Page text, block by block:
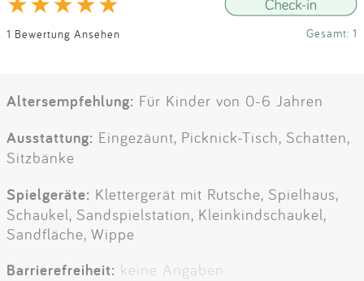
1 Bewertung Ansehen Gesamt: 1
Altersempfehlung: Für Kinder von 0-6 Jahren
Ausstattung: Eingezäunt, Picknick-Tisch, Schatten,
Sitzbänke
Spielgeräte: Klettergerät mit Rutsche, Spielhaus,
Schaukel, Sandspielstation, Kleinkindschaukel,
Sandfläche, Wippe
Barrierefreiheit: keine Angaben